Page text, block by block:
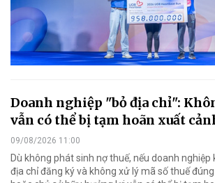
Doanh nghiệp "bỏ địa chỉ":
vẫn có thể bị tạm hoãn xuất
09/08/2026 11:00
Dù không phát sinh nợ thuế, nếu doanh
địa chỉ đăng ký và không xử lý mã số thuế